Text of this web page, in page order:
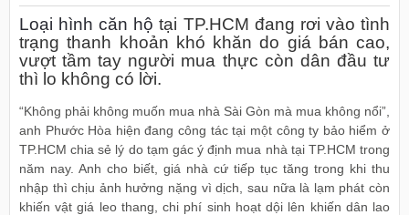
Loại hình căn hộ tại TP.HCM đang rơi vào tình
trạng thanh khoản khó khăn do giá bán cao,
vượt tầm tay người mua thực còn dân đầu tư
thì lo không có lời.
“Không phải không muốn mua nhà Sài Gòn mà mua không nổi”,
anh Phước Hòa hiện đang công tác tại một công ty bảo hiểm ở
TP.HCM chia sẻ lý do tạm gác ý định mua nhà tại TP.HCM trong
năm nay. Anh cho biết, giá nhà cứ tiếp tục tăng trong khi thu
nhập thì chịu ảnh hưởng nặng vì dịch, sau nữa là lạm phát còn
khiến vật giá leo thang, chi phí sinh hoạt dội lên khiến dân lao